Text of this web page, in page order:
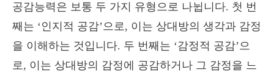
공감능력은 보통 두 가지 유형으로 나뉩니다. 첫 번
째는 ‘인지적 공감’으로, 이는 상대방의 생각과 감정
을 이해하는 것입니다. 두 번째는 ‘감정적 공감’으
로, 이는 상대방의 감정에 공감하거나 그 감정을 느